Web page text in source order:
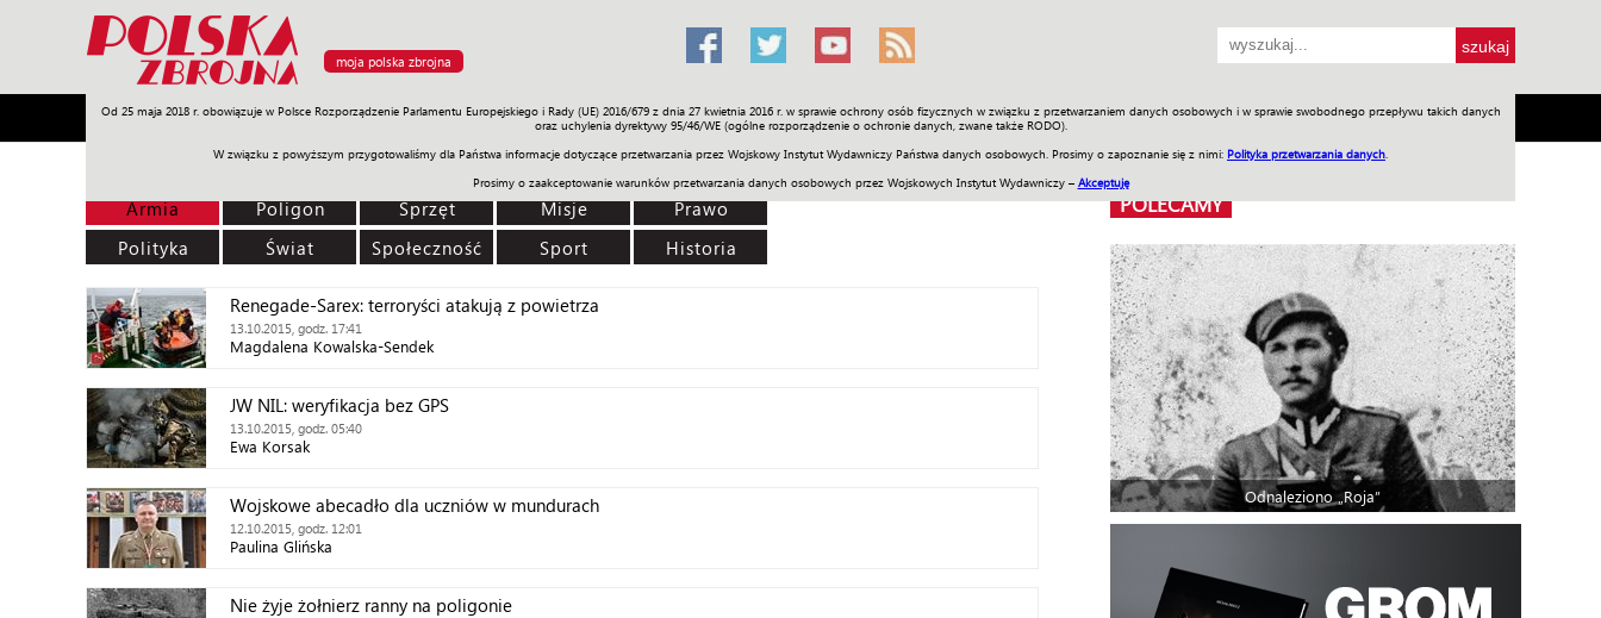
moja polska zbrojna
Od 25 maja 2018 r. obowiązuje w Polsce Rozporządzenie Parlamentu Europejskiego i Rady (UE) 2016/679 z dnia 27 kwietnia 2016 r. w sprawie ochrony osób fizycznych w związku z przetwarzaniem danych osobowych i w sprawie swobodnego przepływu takich danych
oraz uchylenia dyrektywy 95/46/WE (ogólne rozporządzenie o ochronie danych, zwane także RODO).
W związku z powyższym przygotowaliśmy dla Państwa informacje dotyczące przetwarzania przez Wojskowy Instytut Wydawniczy Państwa danych osobowych. Prosimy o zapoznanie się z nimi: Polityka przetwarzania danych
Prosimy o zaakceptowanie warunków przetwarzania danych osobowych przez Wojskowych Instytut Wydawniczy – Akceptuję
Armia Poligon Sprzęt Misje Polityka Prawo Świat Społeczność Sport Historia Galerie Wideo ENGLISH SKLEP Jednodniówki Praca w WIW
Armia Poligon Sprzęt Misje
Prawo
Polityka
Świat Społeczność Sport Historia
Renegade-Sarex: terroryści atakują z powietrza
13.10.2015, godz. 17:41
Magdalena Kowalska-Sendek
JW NIL: weryfikacja bez GPS
13.10.2015, godz. 05:40
Ewa Korsak
Wojskowe abecadło dla uczniów w mundurach
12.10.2015, godz. 12:01
Paulina Glińska
Nie żyje żołnierz ranny na poligonie
POLECAMY
Odnaleziono „Roja”